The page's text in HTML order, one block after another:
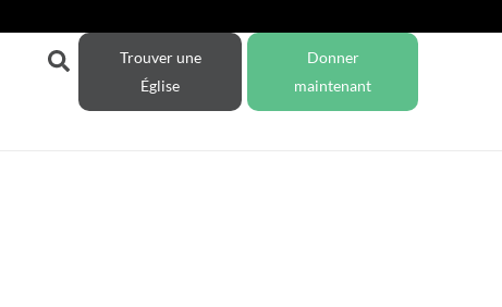
Trouver une
Église
Donner
maintenant